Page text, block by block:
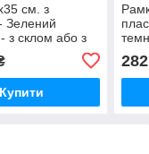
см. з
Зелений
з склом або з
Купити